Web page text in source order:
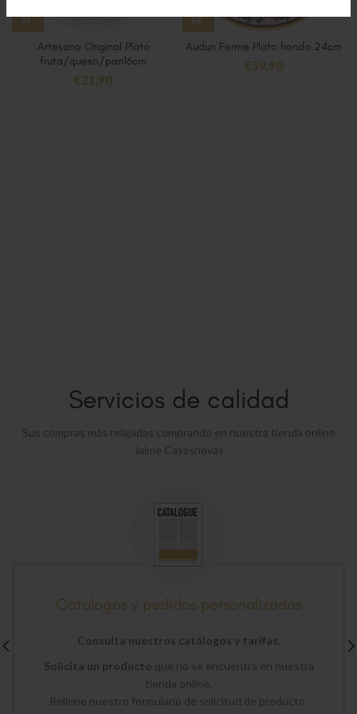
Artesano Original Plato
fruta/queso/pan16cm
€21,90
Audun Ferme Plato hondo 24cm
€59,90
Servicios de calidad
Sus compras más relajadas comprando en nuestra tienda online
Jaime Casasnovas
Catálogos y pedidos personalizados
Consulta nuestros catálogos y tarifas.
Solicita un producto que no se encuentra en nuestra
tienda online.
Rellene nuestro formulario de solicitud de producto.